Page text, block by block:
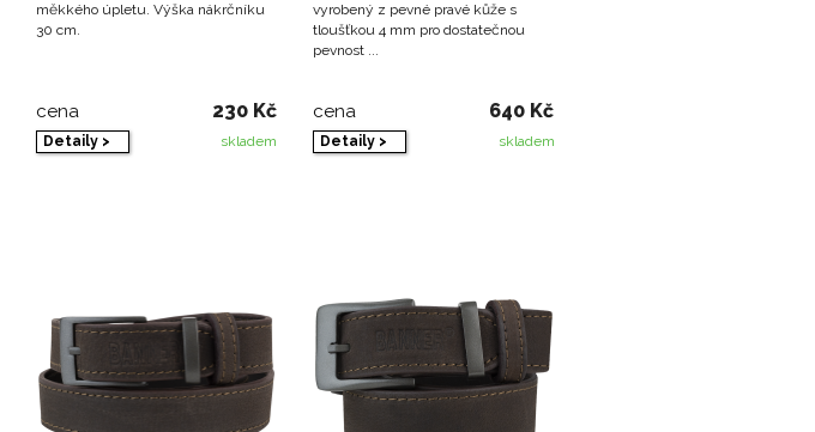
měkkého úpletu. Výška nákrčníku
30 cm.
cena 230 Kč
Detaily > skladem
vyrobený z pevné pravé kůže s
tloušťkou 4 mm pro dostatečnou
pevnost ...
cena 640 Kč
Detaily > skladem